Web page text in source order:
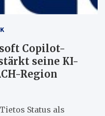
Copilot-
seine KI-
Region
Status als